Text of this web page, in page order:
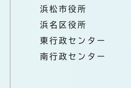
浜松市役所
浜名区役所
東行政センター
南行政センター